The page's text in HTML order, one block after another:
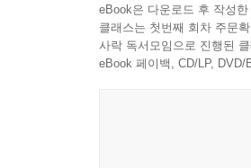
가장자리도 내가 가장
‘가장자리’는 ‘어떤 사
모퉁이에 머물지만, 가
eBook은 다운로드 후 작성
클래스는 첫번째 회차 주문
사락 독서모임으로 진행된
eBook 페이백, CD/LP,